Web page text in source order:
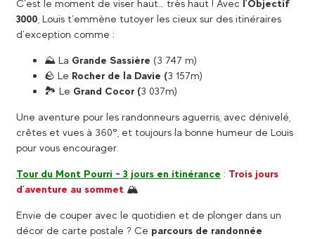
C’est le moment de viser haut… très haut ! Avec l’Objectif
3000, Louis t’emmène tutoyer les cieux sur des itinéraires
d’exception comme :
⛰️ La Grande Sassière (3 747 m)
🪨 Le Rocher de la Davie (3 157m)
🏞️ Le Grand Cocor (3 037m)
Une aventure pour les randonneurs aguerris, avec dénivelé,
crêtes et vues à 360°, et toujours la bonne humeur de Louis
pour vous encourager.
Tour du Mont Pourri - 3 jours en itinérance : Trois jours
d’aventure au sommet 🏔️
Envie de couper avec le quotidien et de plonger dans un
décor de carte postale ? Ce parcours de randonnée